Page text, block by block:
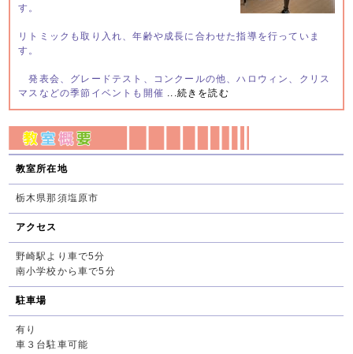
す。
リトミックも取り入れ、年齢や成長に合わせた指導を行っていま
す。
発表会、グレードテスト、コンクールの他、ハロウィン、クリス
マスなどの季節イベントも開催 ...続きを読む
教室所在地
栃木県那須塩原市
アクセス
野崎駅より車で5分
南小学校から車で5分
駐車場
有り
車３台駐車可能